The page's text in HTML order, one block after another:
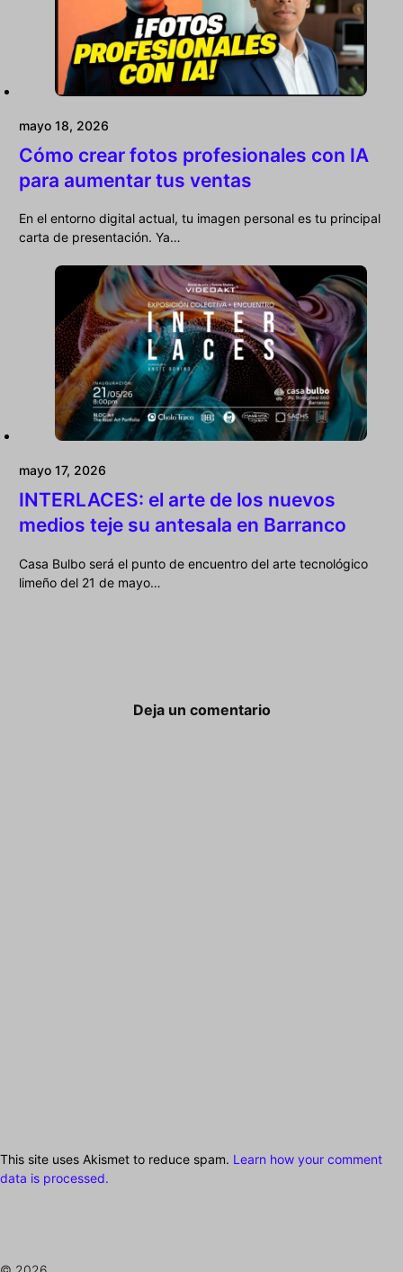
mayo 18, 2026
Cómo crear fotos profesionales con IA
para aumentar tus ventas
En el entorno digital actual, tu imagen personal es tu principal
carta de presentación. Ya…
mayo 17, 2026
INTERLACES: el arte de los nuevos
medios teje su antesala en Barranco
Casa Bulbo será el punto de encuentro del arte tecnológico
limeño del 21 de mayo…
Deja un comentario
This site uses Akismet to reduce spam. Learn how your comment
data is processed.